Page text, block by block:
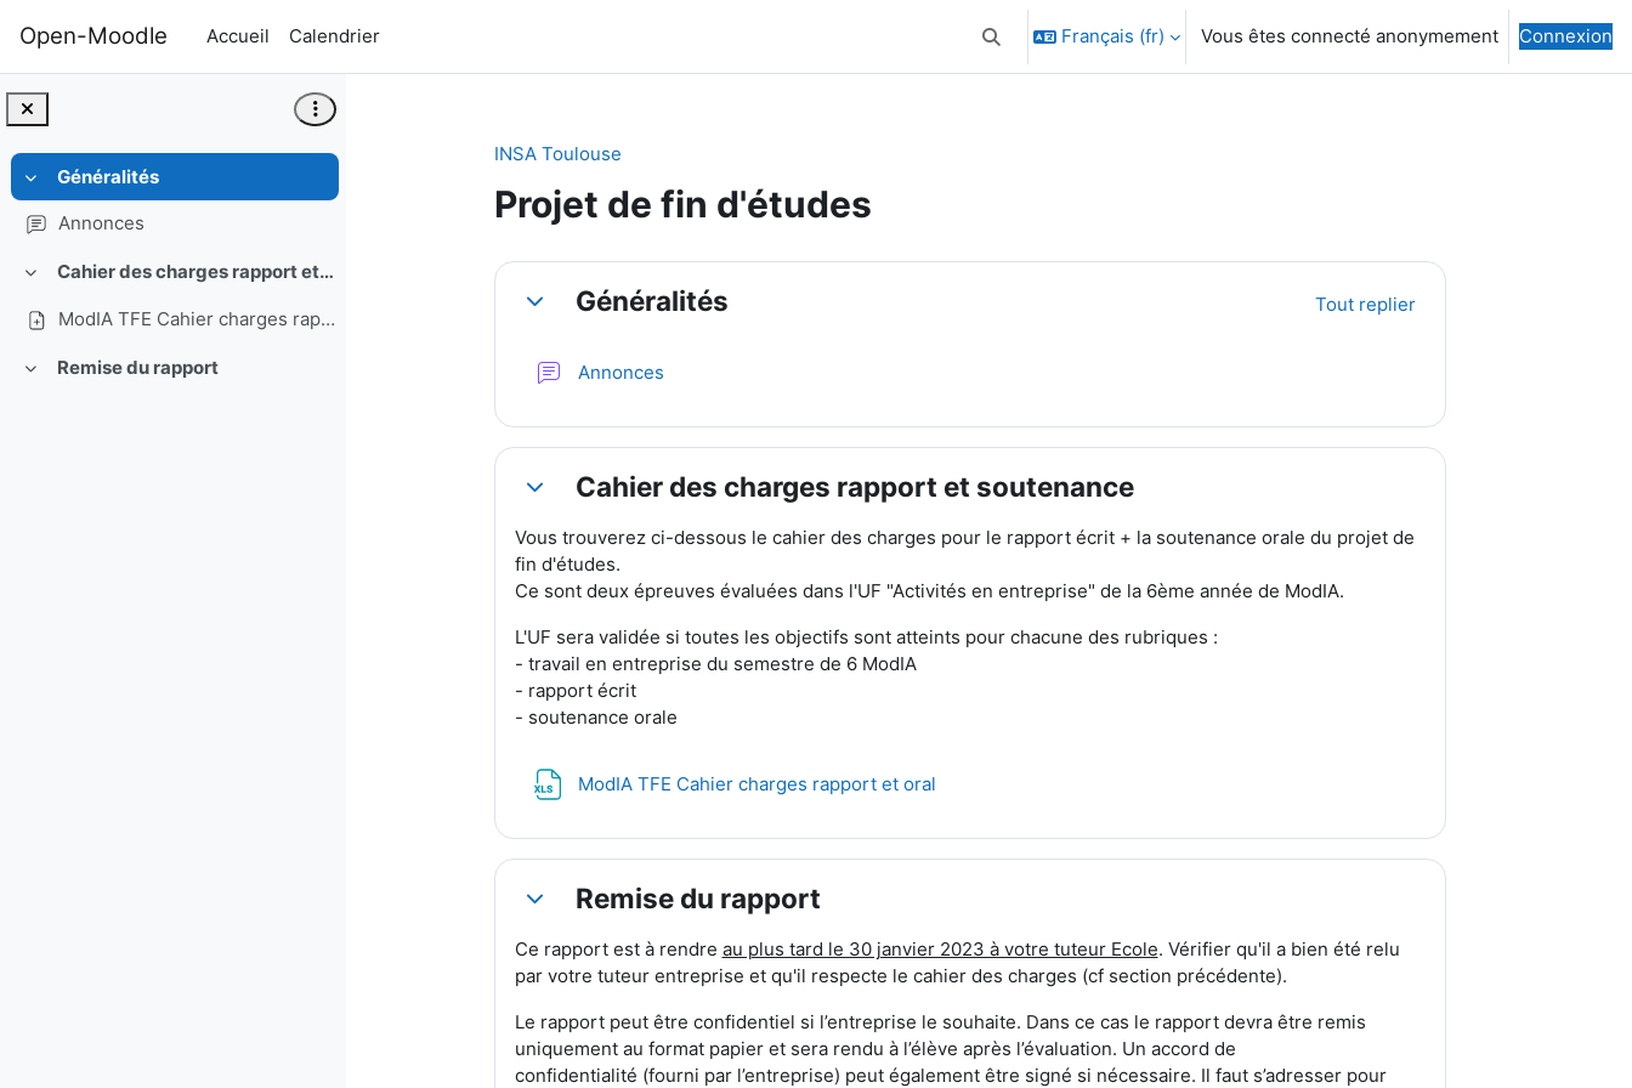
Open-Moodle Accueil Calendrier Activer/désactiver la saisie de recherche
Français ‎(fr)‎ Vous êtes connecté anonymement Connexion
ReplierGénéralités
Annonces
Replier Cahier des charges rapport et soutenance
ModIA TFE Cahier charges rapport et oral
ReplierRemise du rapport
INSA Toulouse
Projet de fin d'études
Résumé de section
ReplierGénéralités Tout replier
Annonces
ReplierCahier des charges rapport et soutenance
Vous trouverez ci-dessous le cahier des charges pour le rapport écrit + la soutenance orale du projet de
fin d'études.
Ce sont deux épreuves évaluées dans l'UF "Activités en entreprise" de la 6ème année de ModIA.
L'UF sera validée si toutes les objectifs sont atteints pour chacune des rubriques :
- travail en entreprise du semestre de 6 ModIA
- rapport écrit
- soutenance orale
ModIA TFE Cahier charges rapport et oral
ReplierRemise du rapport
Ce rapport est à rendre au plus tard le 30 janvier 2023 à votre tuteur Ecole. Vérifier qu'il a bien été relu
par votre tuteur entreprise et qu'il respecte le cahier des charges (cf section précédente).
Le rapport peut être confidentiel si l’entreprise le souhaite. Dans ce cas le rapport devra être remis
uniquement au format papier et sera rendu à l’élève après l’évaluation. Un accord de
confidentialité (fourni par l’entreprise) peut également être signé si nécessaire. Il faut s’adresser pour